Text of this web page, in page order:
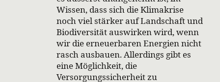
Wissen, dass sich die Klimakrise
noch viel stärker auf Landschaft und
Biodiversität auswirken wird, wenn
wir die erneuerbaren Energien nicht
rasch ausbauen. Allerdings gibt es
eine Möglichkeit, die
Versorgungssicherheit zu